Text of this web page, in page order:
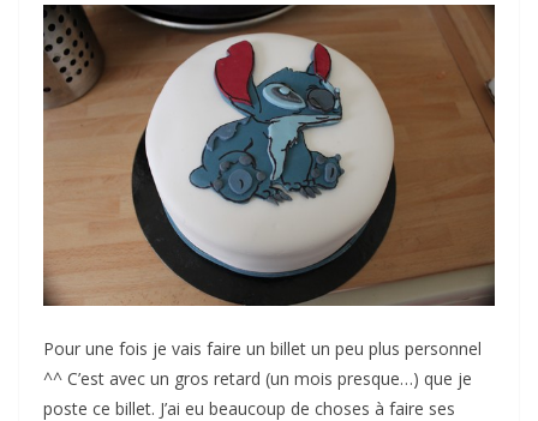
Pour une fois je vais faire un billet un peu plus personnel
^^ C’est avec un gros retard (un mois presque…) que je
poste ce billet. J’ai eu beaucoup de choses à faire ses